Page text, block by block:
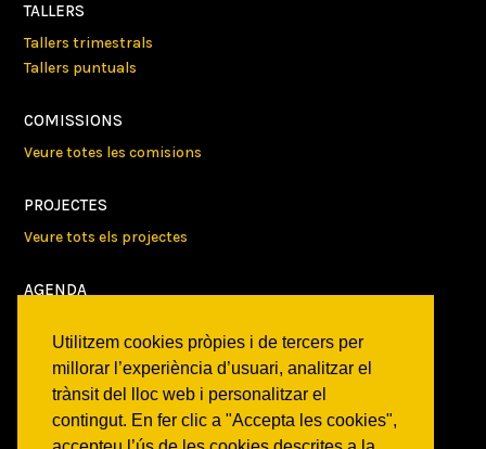
Utilitzem cookies pròpies i de tercers per
millorar l’experiència d’usuari, analitzar el
trànsit del lloc web i personalitzar el
contingut. En fer clic a "Accepta les cookies",
TALLERS
Tallers trimestrals
Tallers puntuals
COMISSIONS
Veure totes les comisions
PROJECTES
Veure tots els projectes
AGENDA
NOTICIES
Activitats
Comunicats